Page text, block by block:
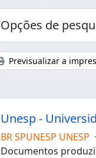
Opções de
Previsualizar a
Unesp -
BR SPUNESP UNESP ·
Documentos